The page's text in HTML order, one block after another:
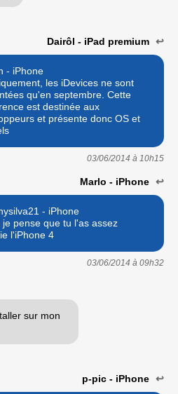
Dairôl - iPad premium ↩
- iPhone
les iDevices ne sont
qu'en septembre. Cette
est destinée aux
et présente donc OS et
03/06/2014 à 10h15
Marlo - iPhone ↩
- iPhone
je pense que tu l'as assez
l'iPhone 4
03/06/2014 à 09h32
sur mon
p-pic - iPhone ↩